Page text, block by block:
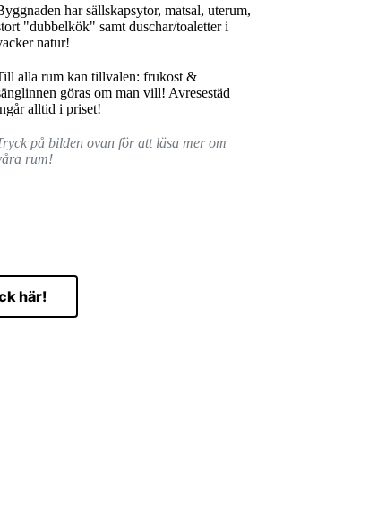
har sällskapsytor, matsal, uterum,
"dubbelkök" samt duschar/toaletter i
natur!
alla rum kan tillvalen: frukost &
göras om man vill! Avresestäd
alltid i priset!
på bilden ovan för att läsa mer om
rum!
här!